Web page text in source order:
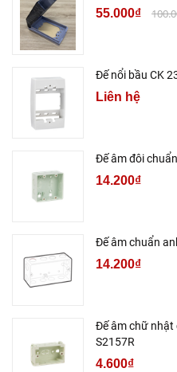
55.000₫
Đế nổi bầu CK
Liên hệ
Đế âm đôi
14.200₫
Đế âm chuẩn
14.200₫
Đế âm chữ nhật
S2157R
4.600₫